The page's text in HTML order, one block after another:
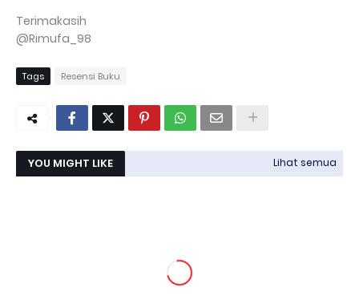
Terimakasih
@Rimufa_98
Tags Resensi Buku
YOU MIGHT LIKE Lihat semua